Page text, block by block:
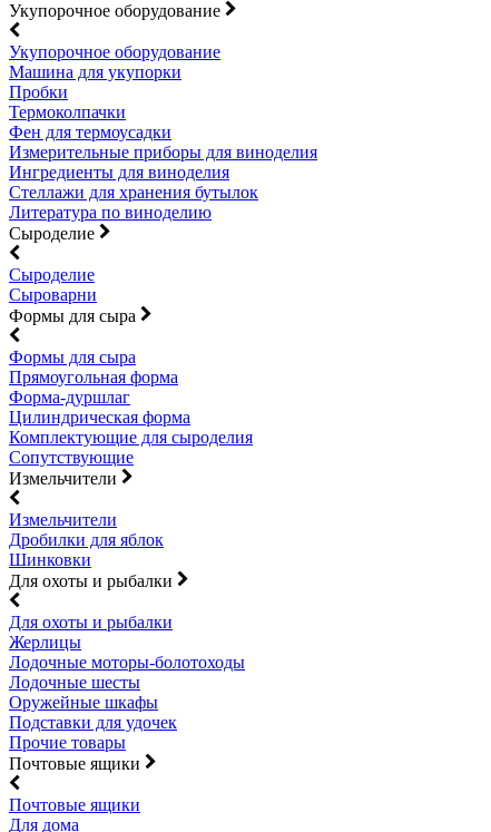
Укупорочное оборудование
Укупорочное оборудование
Машина для укупорки
Пробки
Термоколпачки
Фен для термоусадки
Измерительные приборы для виноделия
Ингредиенты для виноделия
Стеллажи для хранения бутылок
Литература по виноделию
Сыроделие
Сыроделие
Сыроварни
Формы для сыра
Формы для сыра
Прямоугольная форма
Форма-дуршлаг
Цилиндрическая форма
Комплектующие для сыроделия
Сопутствующие
Измельчители
Измельчители
Дробилки для яблок
Шинковки
Для охоты и рыбалки
Для охоты и рыбалки
Жерлицы
Лодочные моторы-болотоходы
Лодочные шесты
Оружейные шкафы
Подставки для удочек
Прочие товары
Почтовые ящики
Почтовые ящики
Для дома